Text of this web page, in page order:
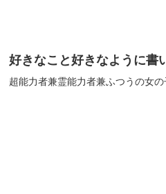
好きなこと好きなように書
超能力者兼霊能力者兼ふつうの女